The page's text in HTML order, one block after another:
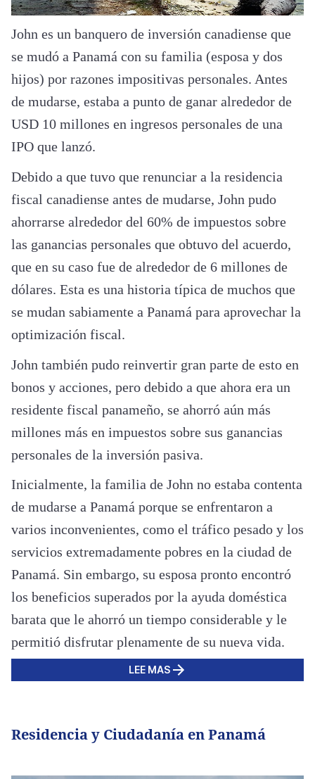
John es un banquero de inversión canadiense que
se mudó a Panamá con su familia (esposa y dos
hijos) por razones impositivas personales. Antes
de mudarse, estaba a punto de ganar alrededor de
USD 10 millones en ingresos personales de una
IPO que lanzó.
Debido a que tuvo que renunciar a la residencia
fiscal canadiense antes de mudarse, John pudo
ahorrarse alrededor del 60% de impuestos sobre
las ganancias personales que obtuvo del acuerdo,
que en su caso fue de alrededor de 6 millones de
dólares. Esta es una historia típica de muchos que
se mudan sabiamente a Panamá para aprovechar la
optimización fiscal.
John también pudo reinvertir gran parte de esto en
bonos y acciones, pero debido a que ahora era un
residente fiscal panameño, se ahorró aún más
millones más en impuestos sobre sus ganancias
personales de la inversión pasiva.
Inicialmente, la familia de John no estaba contenta
de mudarse a Panamá porque se enfrentaron a
varios inconvenientes, como el tráfico pesado y los
servicios extremadamente pobres en la ciudad de
Panamá. Sin embargo, su esposa pronto encontró
los beneficios superados por la ayuda doméstica
barata que le ahorró un tiempo considerable y le
permitió disfrutar plenamente de su nueva vida.
LEE MAS
Residencia y Ciudadanía en Panamá